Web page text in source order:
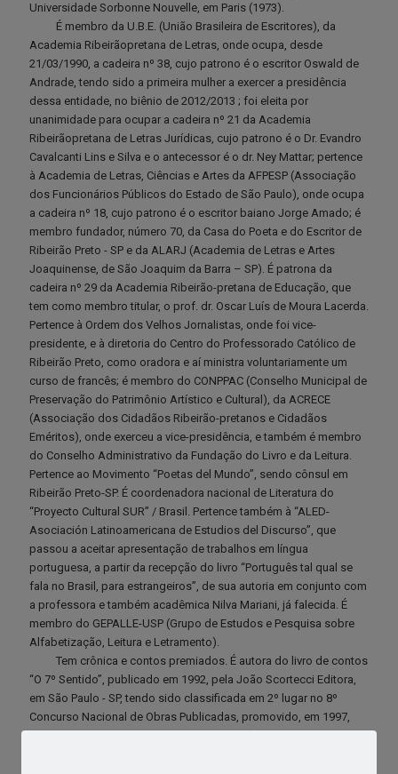
Universidade Sorbonne Nouvelle, em Paris (1973).
É membro da U.B.E. (União Brasileira de Escritores), da
Academia Ribeirãopretana de Letras, onde ocupa, desde
21/03/1990, a cadeira nº 38, cujo patrono é o escritor Oswald de
Andrade, tendo sido a primeira mulher a exercer a presidência
dessa entidade, no biênio de 2012/2013 ; foi eleita por
unanimidade para ocupar a cadeira nº 21 da Academia
Ribeirãopretana de Letras Jurídicas, cujo patrono é o Dr. Evandro
Cavalcanti Lins e Silva e o antecessor é o dr. Ney Mattar; pertence
à Academia de Letras, Ciências e Artes da AFPESP (Associação
dos Funcionários Públicos do Estado de São Paulo), onde ocupa
a cadeira nº 18, cujo patrono é o escritor baiano Jorge Amado; é
membro fundador, número 70, da Casa do Poeta e do Escritor de
Ribeirão Preto - SP e da ALARJ (Academia de Letras e Artes
Joaquinense, de São Joaquim da Barra – SP). É patrona da
cadeira nº 29 da Academia Ribeirão-pretana de Educação, que
tem como membro titular, o prof. dr. Oscar Luís de Moura Lacerda.
Pertence à Ordem dos Velhos Jornalistas, onde foi vice-
presidente, e à diretoria do Centro do Professorado Católico de
Ribeirão Preto, como oradora e aí ministra voluntariamente um
curso de francês; é membro do CONPPAC (Conselho Municipal de
Preservação do Patrimônio Artístico e Cultural), da ACRECE
(Associação dos Cidadãos Ribeirão-pretanos e Cidadãos
Eméritos), onde exerceu a vice-presidência, e também é membro
do Conselho Administrativo da Fundação do Livro e da Leitura.
Pertence ao Movimento “Poetas del Mundo”, sendo cônsul em
Ribeirão Preto-SP. É coordenadora nacional de Literatura do
“Proyecto Cultural SUR” / Brasil. Pertence também à “ALED-
Asociación Latinoamericana de Estudios del Discurso”, que
passou a aceitar apresentação de trabalhos em língua
portuguesa, a partir da recepção do livro “Português tal qual se
fala no Brasil, para estrangeiros”, de sua autoria em conjunto com
a professora e também acadêmica Nilva Mariani, já falecida. É
membro do GEPALLE-USP (Grupo de Estudos e Pesquisa sobre
Alfabetização, Leitura e Letramento).
Tem crônica e contos premiados. É autora do livro de contos
“O 7º Sentido”, publicado em 1992, pela João Scortecci Editora,
em São Paulo - SP, tendo sido classificada em 2º lugar no 8º
Concurso Nacional de Obras Publicadas, promovido, em 1997,